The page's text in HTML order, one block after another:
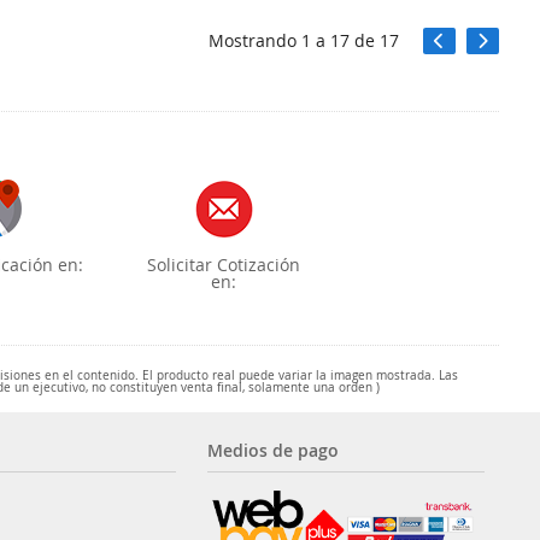
Mostrando 1 a 17 de 17
en: Solicitar Cotización
en:
en el contenido. El producto real puede variar la imagen mostrada. Las
un ejecutivo, no constituyen venta final, solamente una orden )
Medios de pago